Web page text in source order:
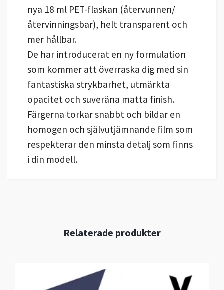
nya 18 ml PET-flaskan (återvunnen/
återvinningsbar), helt transparent och
mer hållbar.
De har introducerat en ny formulation
som kommer att överraska dig med sin
fantastiska strykbarhet, utmärkta
opacitet och suveräna matta finish.
Färgerna torkar snabbt och bildar en
homogen och självutjämnande film som
respekterar den minsta detalj som finns
i din modell.